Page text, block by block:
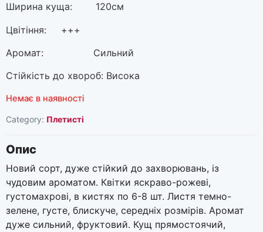
Ширина куща: 120см
Цвітіння: +++
Аромат: Сильний
Стійкість до хвороб: Висока
Немає в наявності
Category: Плетисті
Опис
Новий сорт, дуже стійкий до захворювань, із
чудовим ароматом. Квітки яскраво-рожеві,
густомахрові, в кистях по 6-8 шт. Листя темно-
зелене, густе, блискуче, середніх розмірів. Аромат
дуже сильний, фруктовий. Кущ прямостоячий,